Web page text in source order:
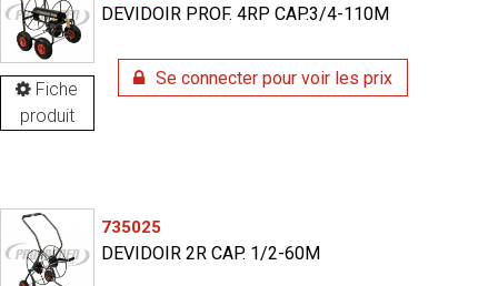
Fiche
produit
DEVIDOIR PROF. 4RP CAP.3/4-110M
Se connecter pour voir les prix
735025
DEVIDOIR 2R CAP. 1/2-60M